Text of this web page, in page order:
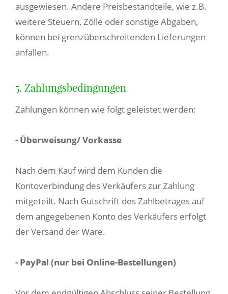
ausgewiesen. Andere Preisbestandteile, wie z.B.
weitere Steuern, Zölle oder sonstige Abgaben,
können bei grenzüberschreitenden Lieferungen
anfallen.
5. Zahlungsbedingungen
Zahlungen können wie folgt geleistet werden:
- Überweisung/ Vorkasse
Nach dem Kauf wird dem Kunden die
Kontoverbindung des Verkäufers zur Zahlung
mitgeteilt. Nach Gutschrift des Zahlbetrages auf
dem angegebenen Konto des Verkäufers erfolgt
der Versand der Ware.
- PayPal (nur bei Online-Bestellungen)